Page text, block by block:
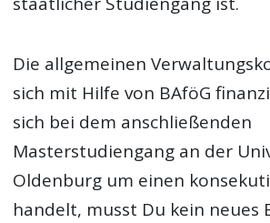
Die allgemeinen
sich mit Hilfe von BAföG
sich bei dem anschließenden
Masterstudiengang an der
Oldenburg um einen
handelt, musst Du kein neues